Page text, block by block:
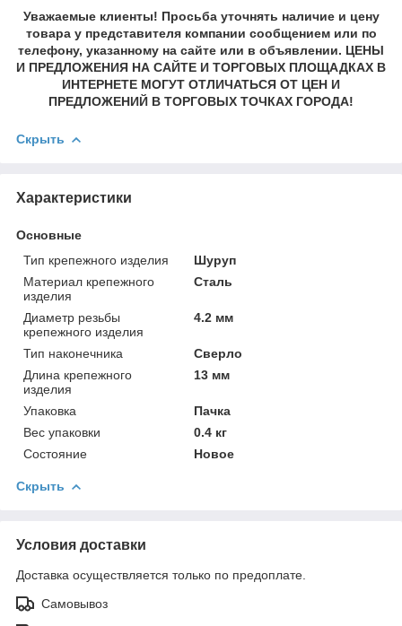
Уважаемые клиенты! Просьба уточнять наличие и цену
товара у представителя компании сообщением или по
телефону, указанному на сайте или в объявлении. ЦЕНЫ
И ПРЕДЛОЖЕНИЯ НА САЙТЕ И ТОРГОВЫХ ПЛОЩАДКАХ В
ИНТЕРНЕТЕ МОГУТ ОТЛИЧАТЬСЯ ОТ ЦЕН И
ПРЕДЛОЖЕНИЙ В ТОРГОВЫХ ТОЧКАХ ГОРОДА!
Скрыть
Характеристики
Основные
Тип крепежного изделия
Шуруп
Материал крепежного
изделия
Сталь
Диаметр резьбы
крепежного изделия
4.2 мм
Тип наконечника
Сверло
Длина крепежного
изделия
13 мм
Упаковка
Пачка
Вес упаковки
0.4 кг
Состояние
Новое
Скрыть
Условия доставки
Доставка осуществляется только по предоплате.
Самовывоз